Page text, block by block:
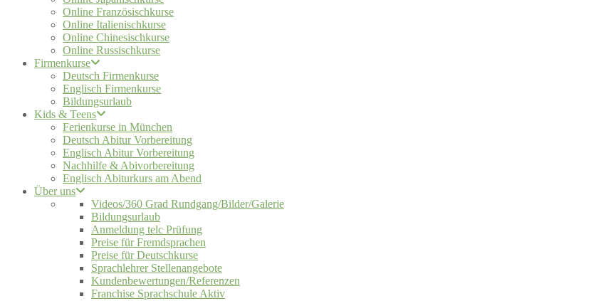
Online Französischkurse
Online Italienischkurse
Online Chinesischkurse
Online Russischkurse
Firmenkurse
Deutsch Firmenkurse
Englisch Firmenkurse
Bildungsurlaub
Kids & Teens
Ferienkurse in München
Deutsch Abitur Vorbereitung
Englisch Abitur Vorbereitung
Nachhilfe & Abivorbereitung
Englisch Abiturkurs am Abend
Über uns
Videos/360 Grad Rundgang/Bilder/Galerie
Bildungsurlaub
Anmeldung telc Prüfung
Preise für Fremdsprachen
Preise für Deutschkurse
Sprachlehrer Stellenangebote
Kundenbewertungen/Referenzen
Franchise Sprachschule Aktiv